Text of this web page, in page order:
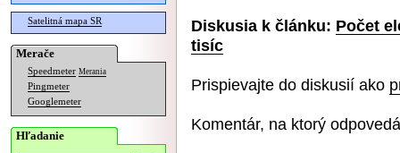
Satelitná mapa SR
Merače
Speedmeter Merania
Pingmeter
Googlemeter
Hľadanie
Diskusia k článku: Počet
tisíc
Prispievajte do diskusií ako
Komentár, na ktorý